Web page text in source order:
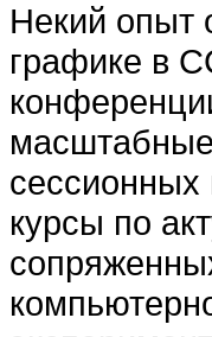
Некий опыт
графике в
курсы по